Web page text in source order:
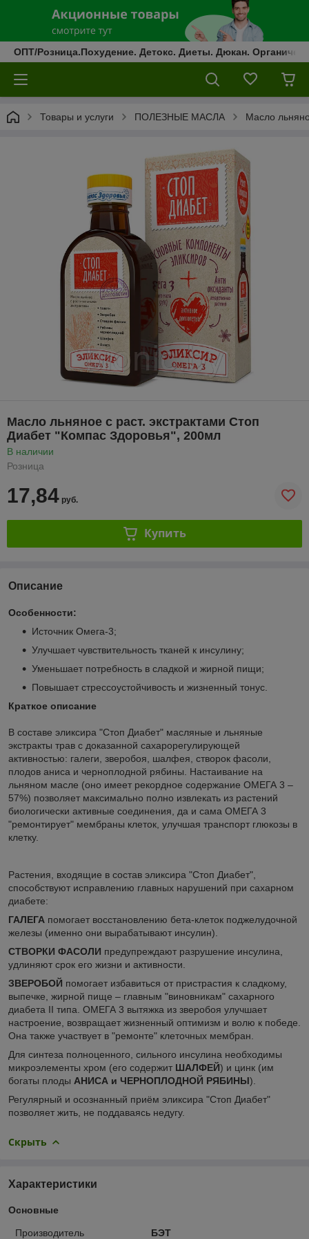
ОПТ/Розница.Похудение. Детокс. Диеты. Дюкан.
Товары и услуги ПОЛЕЗНЫЕ МАСЛА Масло
Масло льняное с раст. экстрактами Стоп
Диабет "Компас Здоровья", 200мл
В наличии
Розница
17,84 руб.
Купить
Описание
Особенности:
Источник Омега-3;
Улучшает чувствительность тканей к инсулину;
Уменьшает потребность в сладкой и жирной пищи;
Повышает стрессоустойчивость и жизненный тонус.
Краткое описание
В составе эликсира "Стоп Диабет" масляные и льняные
экстракты трав с доказанной сахарорегулирующей
активностью: галеги, зверобоя, шалфея, створок фасоли,
плодов аниса и черноплодной рябины. Настаивание на
льняном масле (оно имеет рекордное содержание ОМЕГА 3 –
57%) позволяет максимально полно извлекать из растений
биологически активные соединения, да и сама ОМЕГА 3
"ремонтирует" мембраны клеток, улучшая транспорт глюкозы в
клетку.
Растения, входящие в состав эликсира "Стоп Диабет",
способствуют исправлению главных нарушений при сахарном
диабете:
ГАЛЕГА помогает восстановлению бета-клеток поджелудочной
железы (именно они вырабатывают инсулин).
СТВОРКИ ФАСОЛИ предупреждают разрушение инсулина,
удлиняют срок его жизни и активности.
ЗВЕРОБОЙ помогает избавиться от пристрастия к сладкому,
выпечке, жирной пище – главным "виновникам" сахарного
диабета II типа. ОМЕГА 3 вытяжка из зверобоя улучшает
настроение, возвращает жизненный оптимизм и волю к победе.
Она также участвует в "ремонте" клеточных мембран.
Для синтеза полноценного, сильного инсулина необходимы
микроэлементы хром (его содержит ШАЛФЕЙ) и цинк (им
богаты плоды АНИСА и ЧЕРНОПЛОДНОЙ РЯБИНЫ).
Регулярный и осознанный приём эликсира "Стоп Диабет"
позволяет жить, не поддаваясь недугу.
Скрыть
Характеристики
Основные
Производитель БЭТ